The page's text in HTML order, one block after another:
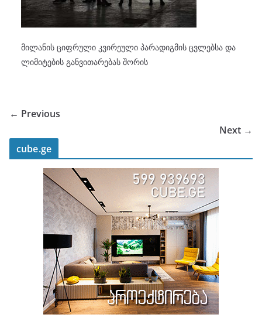
მილანის ციფრული კვირეული პარადიგმის ცვლებსა და
ლიმიტების განვითარებას შორის
← Previous
Next →
cube.ge